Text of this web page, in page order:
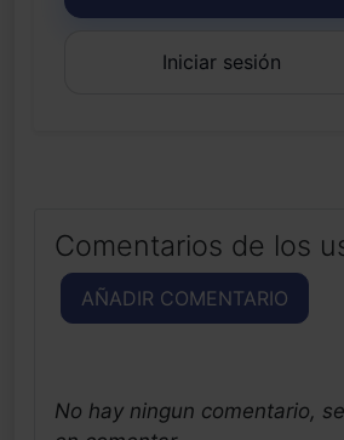
Iniciar sesión
Comentarios de los
AÑADIR COMENTARIO
No hay ningun comentario,